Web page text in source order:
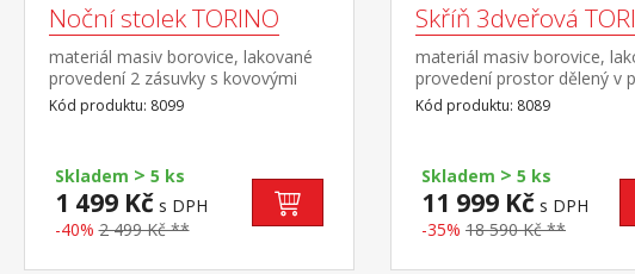
Noční stolek TORINO
materiál masiv borovice, lakované
provedení 2 zásuvky s kovovými
pojezdy
Kód produktu: 8099
Skladem > 5 ks
1 499 Kč s DPH
-40% 2 499 Kč **
Skříň 3dveřová
materiál masiv borovice,
provedení prostor dělený v
2:1 širší část šatní tyč a
část 3 police ve spodní části 2
pojezdy doporučený
Kód produktu: 8089
Skladem > 5 ks
11 999 Kč s DPH
-35% 18 590 Kč **